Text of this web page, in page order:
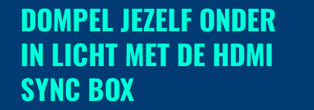
DOMPEL JEZELF ONDER
IN LICHT MET DE HDMI
SYNC BOX